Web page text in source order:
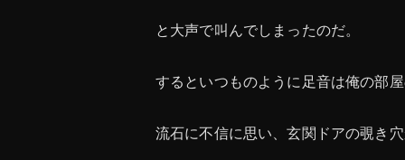
と大声で叫んでしまったのだ。
するといつものように足音は俺の部
流石に不信に思い、玄関ドアの覗き